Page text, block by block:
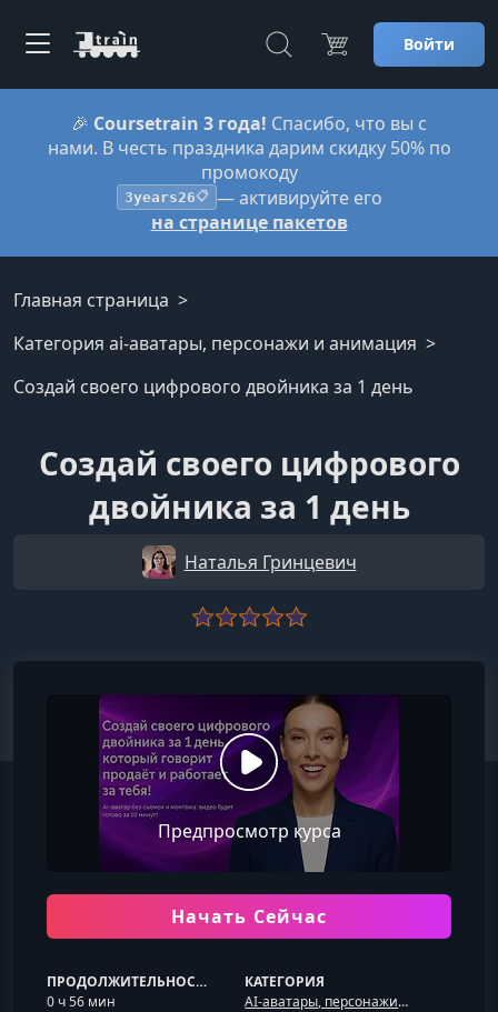
Войти
🎉 Coursetrain 3 года! Спасибо, что вы с
нами. В честь праздника дарим скидку 50% по
промокоду
3years26📋 — активируйте его
на странице пакетов
Главная страница
Категория ai-аватары, персонажи и анимация
Создай своего цифрового двойника за 1 день
Создай своего цифрового
двойника за 1 день
Наталья Гринцевич
Предпросмотр курса
Начать Сейчас
ПРОДОЛЖИТЕЛЬНОСТЬ
0 ч 56 мин
КАТЕГОРИЯ
AI-аватары, персонажи и анимация